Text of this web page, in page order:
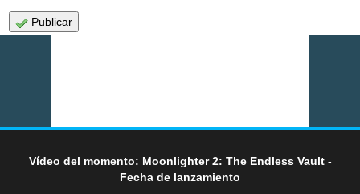
Publicar
Vídeo del momento: Moonlighter 2: The Endless Vault -
Fecha de lanzamiento